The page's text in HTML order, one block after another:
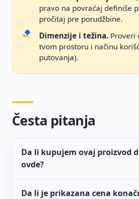
pravo na povraćaj definiše
pročitaj pre porudžbine.
Dimenzije i težina. Proveri
tvom prostoru i načinu
putovanja).
Česta pitanja
Da li kupujem ovaj proizvod
ovde?
Da li je prikazana cena